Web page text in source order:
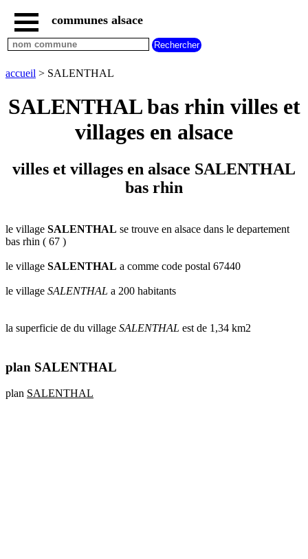
accueil
villes
rhin
commencant
A B D E F
G
L M
N
V
W X Y Z
par
A B C D
H
I J K L M
N
communes alsace
accueil > SALENTHAL
SALENTHAL bas rhin villes et
villages en alsace
villes et villages en alsace SALENTHAL
bas rhin
le village SALENTHAL se trouve en alsace dans le departement
bas rhin ( 67 )
le village SALENTHAL a comme code postal 67440
le village SALENTHAL a 200 habitants
la superficie de du village SALENTHAL est de 1,34 km2
plan SALENTHAL
plan SALENTHAL